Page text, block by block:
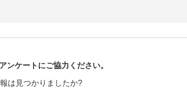
ンケートにご協力ください。
は見つかりましたか?